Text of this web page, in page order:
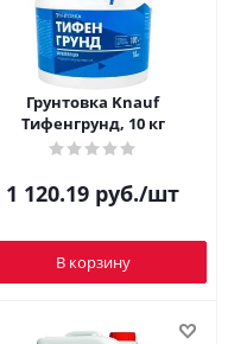
Грунтовка Knauf
Тифенгрунд, 10 кг
1 120.19 руб./шт
В корзину